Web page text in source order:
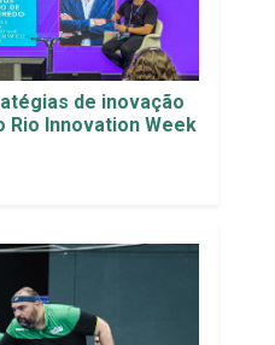
de inovação
Innovation Week